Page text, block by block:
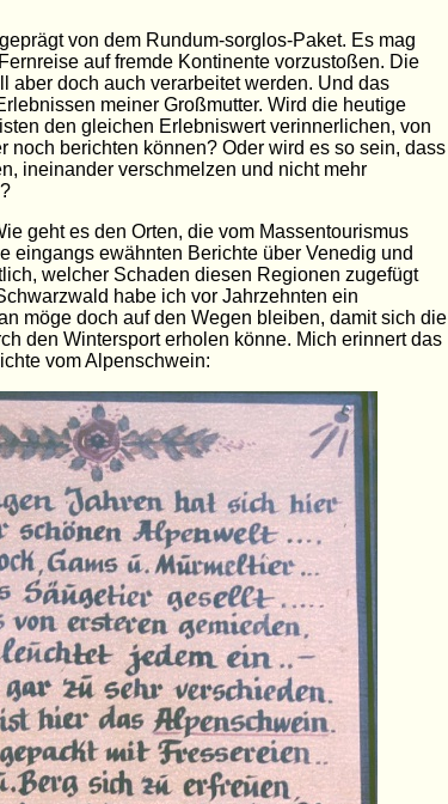
von dem Rundum-sorglos-Paket. Es mag
auf fremde Kontinente vorzustoßen. Die
aber doch auch verarbeitet werden. Und das
meiner Großmutter. Wird die heutige
den gleichen Erlebniswert verinnerlichen, von
noch berichten können? Oder wird es so sein, dass
ineinander verschmelzen und nicht mehr
geht es den Orten, die vom Massentourismus
eingangs ewähnten Berichte über Venedig und
welcher Schaden diesen Regionen zugefügt
habe ich vor Jahrzehnten ein
möge doch auf den Wegen bleiben, damit sich die
den Wintersport erholen könne. Mich erinnert das
vom Alpenschwein: